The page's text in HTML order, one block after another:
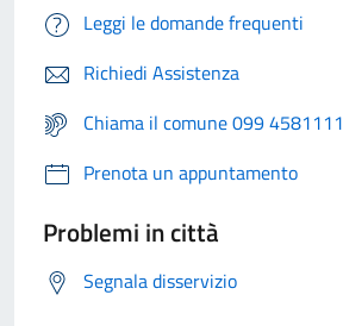
Leggi le domande frequenti
Richiedi Assistenza
Chiama il comune 099 4581111
Prenota un appuntamento
Problemi in città
Segnala disservizio